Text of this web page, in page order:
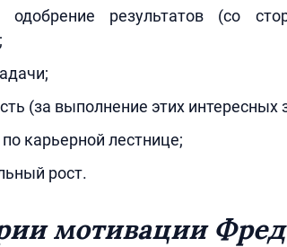
одобрение результатов (со
(за выполнение этих интересных
карьерной лестнице;
рост.
мотивации